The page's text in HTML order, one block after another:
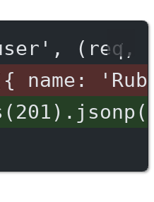
(req,
name: